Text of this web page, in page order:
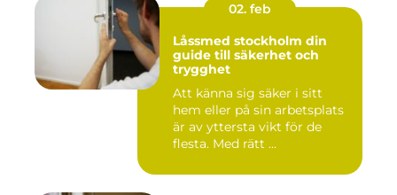
02. feb
Låssmed stockholm din
guide till säkerhet och
trygghet
Att känna sig säker i sitt
hem eller på sin arbetsplats
är av yttersta vikt för de
flesta. Med rätt ...